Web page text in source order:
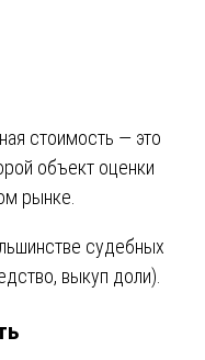
стоимость — это
объект оценки
рынке.
судебных
выкуп доли).